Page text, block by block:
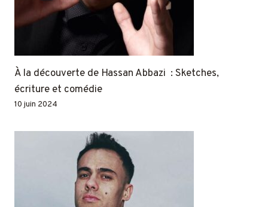
À la découverte de Hassan Abbazi : Sketches,
écriture et comédie
10 juin 2024